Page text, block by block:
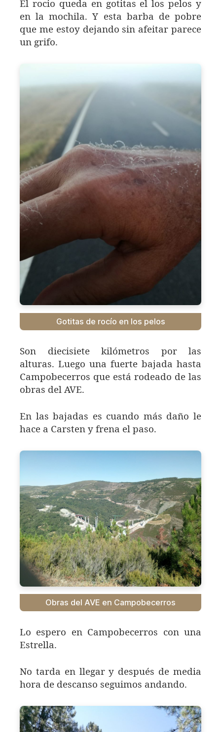
El rocio queda en gotitas el los pelos y
en la mochila. Y esta barba de pobre
que me estoy dejando sin afeitar parece
un grifo.
Gotitas de rocío en los pelos
Son diecisiete kilómetros por las
alturas. Luego una fuerte bajada hasta
Campobecerros que está rodeado de las
obras del AVE.
En las bajadas es cuando más daño le
hace a Carsten y frena el paso.
Obras del AVE en Campobecerros
Lo espero en Campobecerros con una
Estrella.
No tarda en llegar y después de media
hora de descanso seguimos andando.